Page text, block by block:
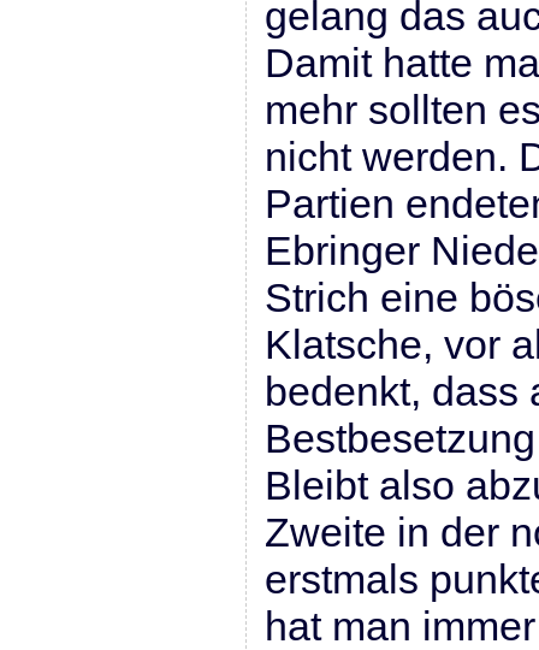
gelang das
Damit hatte
mehr sollten
nicht werden.
Partien
Ebringer
Strich eine
Klatsche, vor
bedenkt, dass
Bleibt also
Zweite in der
erstmals
hat man